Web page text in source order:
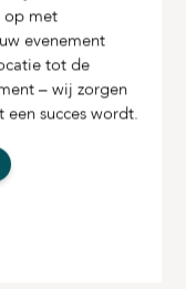
op met
evenement
tot de
– wij zorgen
succes wordt.